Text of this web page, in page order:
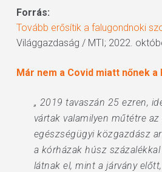
Forrás:
Tovább erősítik a falugondnoki
Világgazdaság / MTI; 2022.
Már nem a Covid miatt nőnek
„ 2019 tavaszán 25 ezren,
vártak valamilyen műtétre
egészségügyi közgazdász
a kórházak húsz
látnak el, mint a járvány